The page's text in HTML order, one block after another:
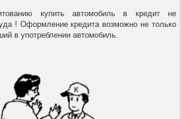
купить автомобиль в кредит не
! Оформление кредита возможно не только
в употреблении автомобиль.